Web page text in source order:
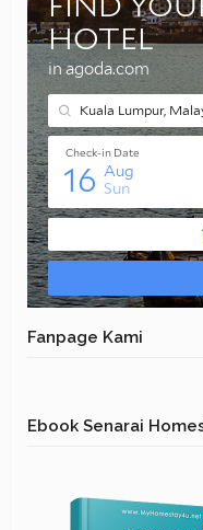
Fanpage Kami
Ebook Senarai